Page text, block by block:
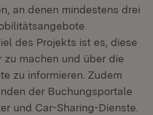
an denen mindestens drei
des Projekts ist es, diese
zu machen und über die
zu informieren. Zudem
der Buchungsportale
und Car-Sharing-Dienste.